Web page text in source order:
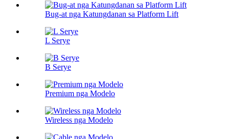
Bug-at nga Katungdanan sa Platform Lift
L Serye
B Serye
Premium nga Modelo
Wireless nga Modelo